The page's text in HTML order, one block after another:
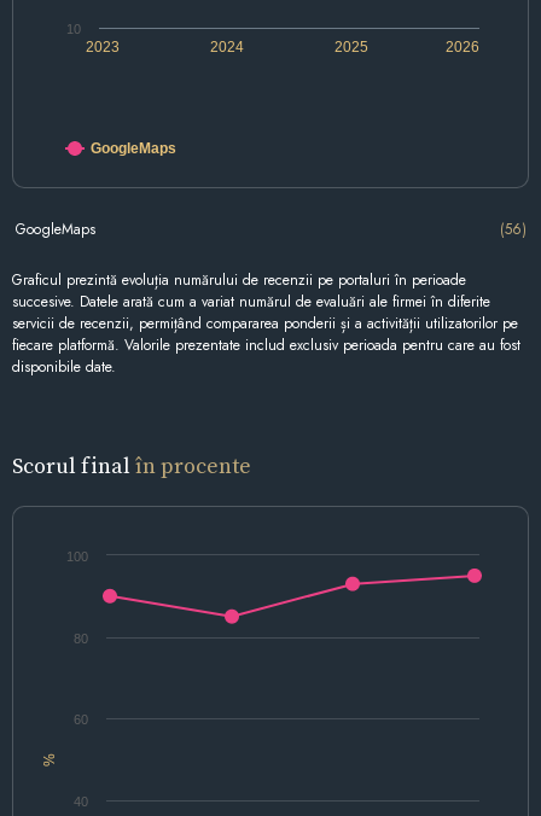
2024 2026
2023 2025
10
GoogleMaps
GoogleMaps (56)
Graficul prezintă evoluția numărului de recenzii pe portaluri în perioade
succesive. Datele arată cum a variat numărul de evaluări ale firmei în diferite
servicii de recenzii, permițând compararea ponderii și a activității utilizatorilor pe
fiecare platformă. Valorile prezentate includ exclusiv perioada pentru care au fost
disponibile date.
Scorul final în procente
%
40
60
80
100